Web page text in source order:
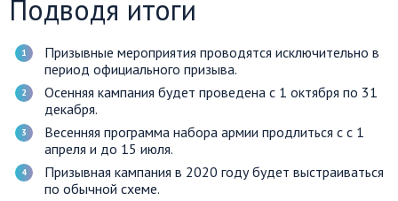
Подводя итоги
Призывные мероприятия проводятся исключительно в
период официального призыва.
Осенняя кампания будет проведена с 1 октября по 31
декабря.
Весенняя программа набора армии продлиться с с 1
апреля и до 15 июля.
Призывная кампания в 2020 году будет выстраиваться
по обычной схеме.